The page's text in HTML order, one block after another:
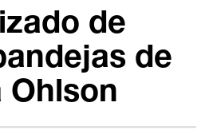
de
de
Ohlson